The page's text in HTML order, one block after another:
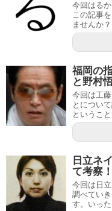
今回はる
この記事
ませんか
福岡の
と野村
今回は工
とについ
というこ
日立ネ
て考察！
今回は日
調べてい
す。いっ